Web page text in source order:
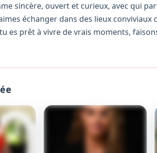
sincère, ouvert et curieux, avec qui
échanger dans des lieux conviviaux
es prêt à vivre de vrais moments,